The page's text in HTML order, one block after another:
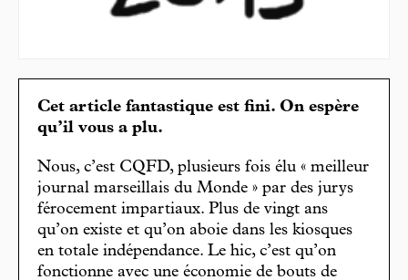
Cet article fantastique est fini. On espère
qu’il vous a plu.
Nous, c’est CQFD, plusieurs fois élu « meilleur
journal marseillais du Monde » par des jurys
férocement impartiaux. Plus de vingt ans
qu’on existe et qu’on aboie dans les kiosques
en totale indépendance. Le hic, c’est qu’on
fonctionne avec une économie de bouts de